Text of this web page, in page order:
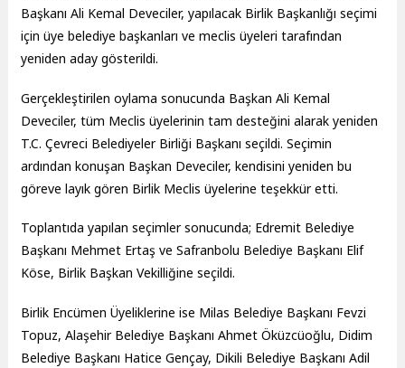
Başkanı Ali Kemal Deveciler, yapılacak Birlik Başkanlığı seçimi
için üye belediye başkanları ve meclis üyeleri tarafından
yeniden aday gösterildi.
Gerçekleştirilen oylama sonucunda Başkan Ali Kemal
Deveciler, tüm Meclis üyelerinin tam desteğini alarak yeniden
T.C. Çevreci Belediyeler Birliği Başkanı seçildi. Seçimin
ardından konuşan Başkan Deveciler, kendisini yeniden bu
göreve layık gören Birlik Meclis üyelerine teşekkür etti.
Toplantıda yapılan seçimler sonucunda; Edremit Belediye
Başkanı Mehmet Ertaş ve Safranbolu Belediye Başkanı Elif
Köse, Birlik Başkan Vekilliğine seçildi.
Birlik Encümen Üyeliklerine ise Milas Belediye Başkanı Fevzi
Topuz, Alaşehir Belediye Başkanı Ahmet Öküzcüoğlu, Didim
Belediye Başkanı Hatice Gençay, Dikili Belediye Başkanı Adil